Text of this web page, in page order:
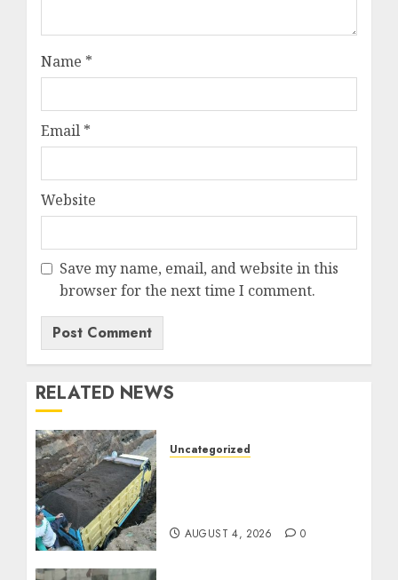
Name *
Email *
Website
Save my name, email, and website in this
browser for the next time I comment.
RELATED NEWS
Uncategorized
AUGUST 4, 2026 0